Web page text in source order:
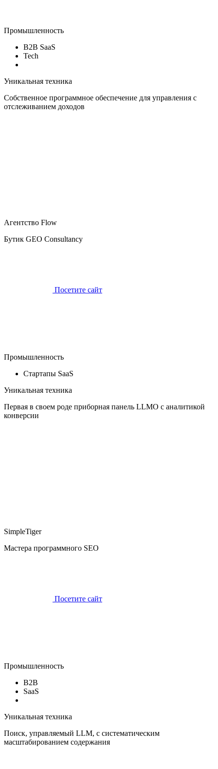
Промышленность
B2B SaaS
Tech
Уникальная техника
Собственное программное обеспечение для управления с
отслеживанием доходов
Агентство Flow
Бутик GEO Consultancy
Посетите сайт
Промышленность
Стартапы SaaS
Уникальная техника
Первая в своем роде приборная панель LLMO с аналитикой
конверсии
SimpleTiger
Мастера программного SEO
Посетите сайт
Промышленность
B2B
SaaS
Уникальная техника
Поиск, управляемый LLM, с систематическим
масштабированием содержания